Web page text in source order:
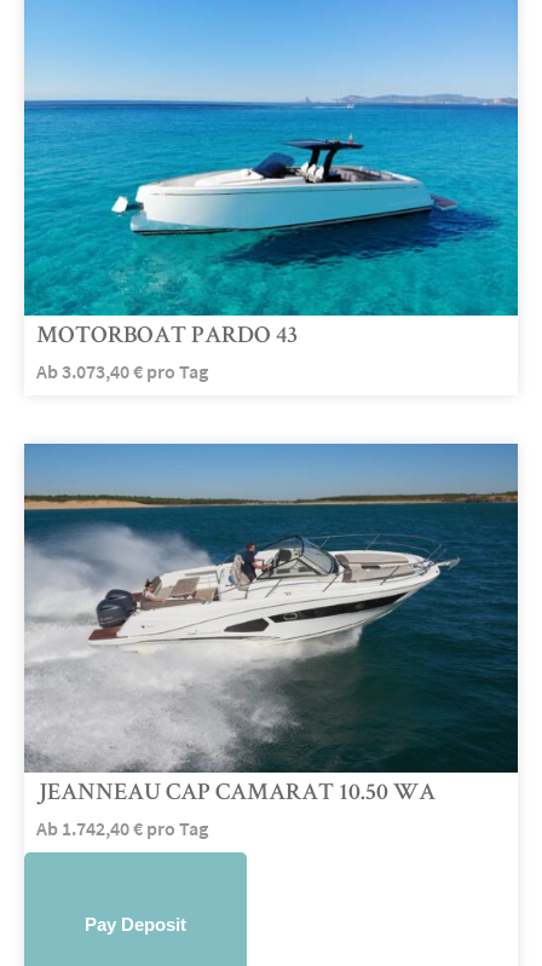
MOTORBOAT PARDO 43
Ab3.073,40€ pro Tag
JEANNEAU CAP CAMARAT 10.50 WA
Ab 1.742,40€ pro Tag
Pay Deposit